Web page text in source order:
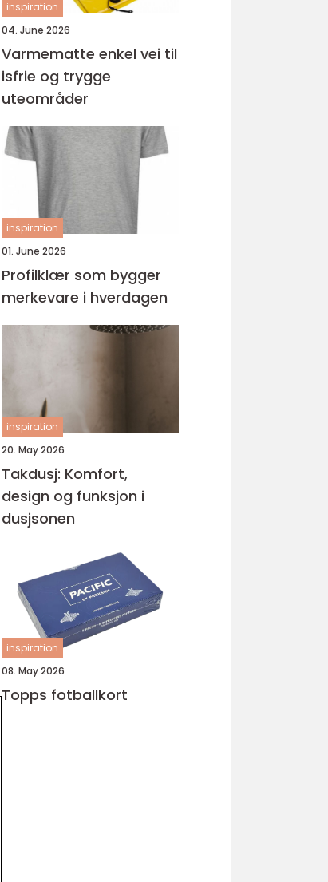
inspiration
04. June 2026
Varmematte enkel vei til
isfrie og trygge
uteområder
inspiration
01. June 2026
Profilklær som bygger
merkevare i hverdagen
inspiration
20. May 2026
Takdusj: Komfort,
design og funksjon i
dusjsonen
inspiration
08. May 2026
Topps fotballkort